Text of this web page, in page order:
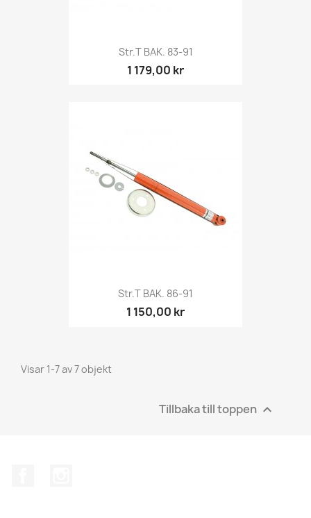
Str.t BAK. 83-91
1 179,00 kr
Str.t BAK. 86-91
1 150,00 kr
Visar 1-7 av 7 objekt
Tillbaka till toppen 